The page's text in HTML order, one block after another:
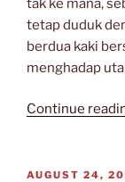
tak ke mana,
tetap duduk
berdua kaki
menghadap
Continue
POSTED
AUGUST 24,